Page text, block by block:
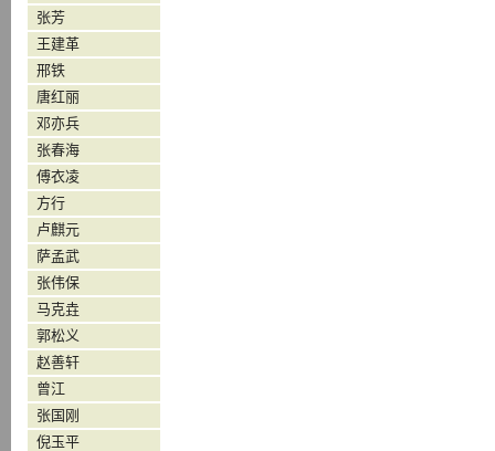
张芳
王建革
邢铁
唐红丽
邓亦兵
张春海
傅衣凌
方行
卢麒元
萨孟武
张伟保
马克垚
郭松义
赵善轩
曾江
张国刚
倪玉平